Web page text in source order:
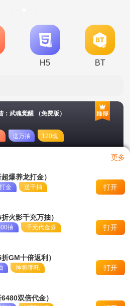
H5 BT
：武魂觉醒 （免费版）
送万抽
120魂
币
更多
爆养龙打金）
金 送千抽 打开
火影千充万抽）
抽 千元代金券 打开
GM十倍返利）
神将哪吒 打开
双倍代金）